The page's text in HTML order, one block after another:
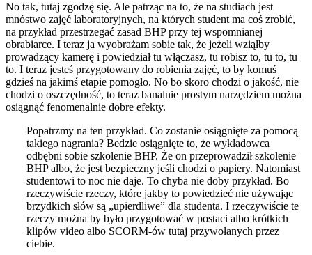
No tak, tutaj zgodzę się. Ale patrząc na to, że na studiach jest
mnóstwo zajęć laboratoryjnych, na których student ma coś zrobić,
na przykład przestrzegać zasad BHP przy tej wspomnianej
obrabiarce. I teraz ja wyobrażam sobie tak, że jeżeli wziąłby
prowadzący kamerę i powiedział tu włączasz, tu robisz to, tu to, tu
to. I teraz jesteś przygotowany do robienia zajęć, to by komuś
gdzieś na jakimś etapie pomogło. No bo skoro chodzi o jakość, nie
chodzi o oszczędność, to teraz banalnie prostym narzędziem można
osiągnąć fenomenalnie dobre efekty.
Popatrzmy na ten przykład. Co zostanie osiągnięte za pomocą
takiego nagrania? Bedzie osiągnięte to, że wykładowca
odbębni sobie szkolenie BHP. Że on przeprowadził szkolenie
BHP albo, że jest bezpieczny jeśli chodzi o papiery. Natomiast
studentowi to noc nie daje. To chyba nie doby przykład. Bo
rzeczywiście rzeczy, które jakby to powiedzieć nie używając
brzydkich słów są „upierdliwe” dla studenta. I rzeczywiście te
rzeczy można by było przygotować w postaci albo krótkich
klipów video albo SCORM-ów tutaj przywołanych przez
ciebie.